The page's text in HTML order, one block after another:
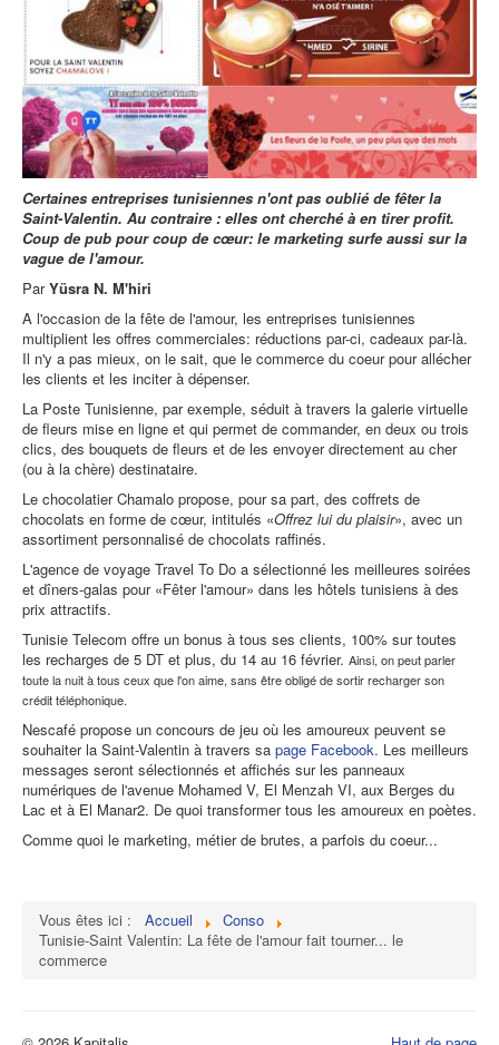
Certaines entreprises tunisiennes n'ont pas oublié de fêter la
Saint-Valentin. Au contraire : elles ont cherché à en tirer profit.
Coup de pub pour coup de cœur: le marketing surfe aussi sur la
vague de l'amour.
ParYüsra N. M'hiri
A l'occasion de la fête de l'amour, les entreprises tunisiennes
multiplient les offres commerciales: réductions par-ci, cadeaux par-là.
Il n'y a pas mieux, on le sait, que le commerce du coeur pour allécher
les clients et les inciter à dépenser.
La Poste Tunisienne, par exemple, séduit à travers la galerie virtuelle
de fleurs mise en ligne et qui permet de commander, en deux ou trois
clics, des bouquets de fleurs et de les envoyer directement au cher
(ou à la chère) destinataire.
Le chocolatier Chamalo propose, pour sa part, des coffrets de
chocolats en forme de cœur, intitulés «Offrez lui du plaisir», avec un
assortiment personnalisé de chocolats raffinés.
L'agence de voyage Travel To Do a sélectionné les meilleures soirées
et dîners-galas pour «Fêter l'amour» dans les hôtels tunisiens à des
prix attractifs.
Tunisie Telecom offre un bonus à tous ses clients, 100% sur toutes
les recharges de 5 DT et plus, du 14 au 16 février. Ainsi, on peut parler
toute la nuit à tous ceux que l'on aime, sans être obligé de sortir recharger son
crédit téléphonique.
Nescafé propose un concours de jeu où les amoureux peuvent se
souhaiter la Saint-Valentin à travers sa page Facebook. Les meilleurs
messages seront sélectionnés et affichés sur les panneaux
numériques de l'avenue Mohamed V, El Menzah VI, aux Berges du
Lac et à El Manar2. De quoi transformer tous les amoureux en poètes.
Comme quoi le marketing, métier de brutes, a parfois du coeur...
Vous êtes ici : Accueil
Conso
Tunisie-Saint Valentin: La fête de l'amour fait tourner... le
commerce